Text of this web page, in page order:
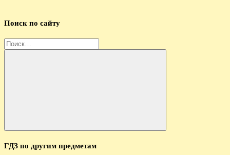
Поиск по сайту
Найти:
Поиск
ГДЗ по другим предметам